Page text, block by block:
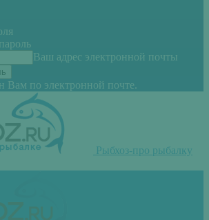
Ваш адрес электронной почты
Вам по электронной почте.
Рыбхоз-про рыбалку